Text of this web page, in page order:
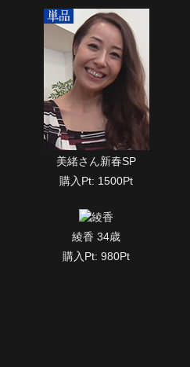
美緒さん新春SP
購入Pt: 1500Pt
綾香 34歳
購入Pt: 980Pt